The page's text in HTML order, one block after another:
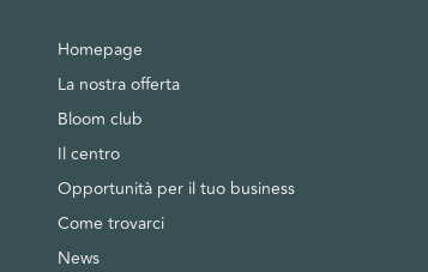
Homepage
La nostra offerta
Bloom club
Il centro
Opportunità per il tuo business
Come trovarci
News